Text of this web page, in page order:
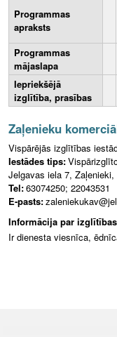
Programmas
apraksts
Programmas
mājaslapa
Iepriekšējā
izglītība, prasības
Zaļenieku
Vispārējās izglītības
Iestādes tips:
Jelgavas iela 7,
Tel:63074250; 22043531
E-pasts:
Informācija par
Ir dienesta viesnīca,